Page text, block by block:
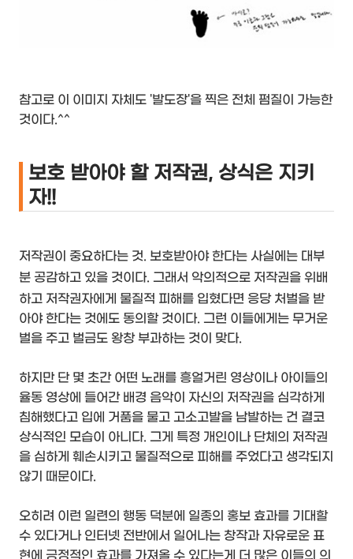
참고로 이 이미지 자체도 '발도장'을 찍은 전체 펌질이 가능한
것이다.^^
보호 받아야 할 저작권, 상식은 지키
자!!
저작권이 중요하다는 것. 보호받아야 한다는 사실에는 대부
분 공감하고 있을 것이다. 그래서 악의적으로 저작권을 위배
하고 저작권자에게 물질적 피해를 입혔다면 응당 처벌을 받
아야 한다는 것에도 동의할 것이다. 그런 이들에게는 무거운
벌을 주고 벌금도 왕창 부과하는 것이 맞다.
하지만 단 몇 초간 어떤 노래를 흥얼거린 영상이나 아이들의
율동 영상에 들어간 배경 음악이 자신의 저작권을 심각하게
침해했다고 입에 거품을 물고 고소고발을 남발하는 건 결코
상식적인 모습이 아니다. 그게 특정 개인이나 단체의 저작권
을 심하게 훼손시키고 물질적으로 피해를 주었다고 생각되지
않기 때문이다.
오히려 이런 일련의 행동 덕분에 일종의 홍보 효과를 기대할
수 있다거나 인터넷 전반에서 일어나는 창작과 자유로운 표
현에 긍정적인 효과를 가져올 수 있다는게 더 많은 이들의 의